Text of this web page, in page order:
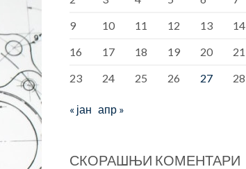
9
10 11 12 13 14
16
17 18 19 20 21
23
24 25 26 27 28
« јан апр »
СКОРАШЊИ КОМЕНТАРИ